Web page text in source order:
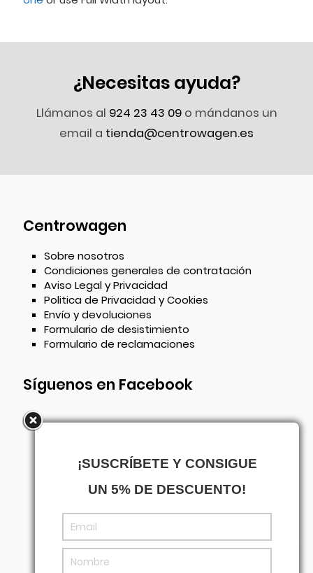
¿Necesitas ayuda?
Llámanos al 924 23 43 09o mándanos un
email a tienda@centrowagen.es
Centrowagen
Sobre nosotros
Condiciones generales de contratación
Aviso Legal y Privacidad
Politica de Privacidad y Cookies
Envío y devoluciones
Formulario de desistimiento
Formulario de reclamaciones
Síguenos en Facebook
¡SUSCRÍBETE Y CONSIGUE
UN 5% DE DESCUENTO!